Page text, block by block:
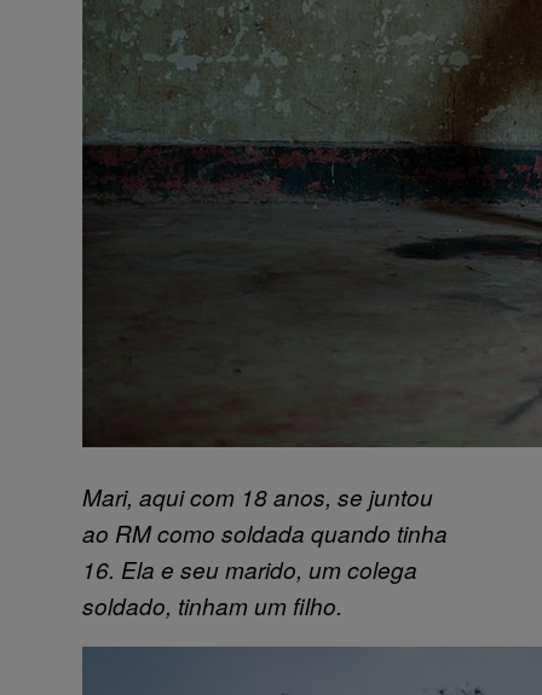
Mari, aqui com 18 anos, se juntou
ao RM como soldada quando tinha
16. Ela e seu marido, um colega
soldado, tinham um filho.